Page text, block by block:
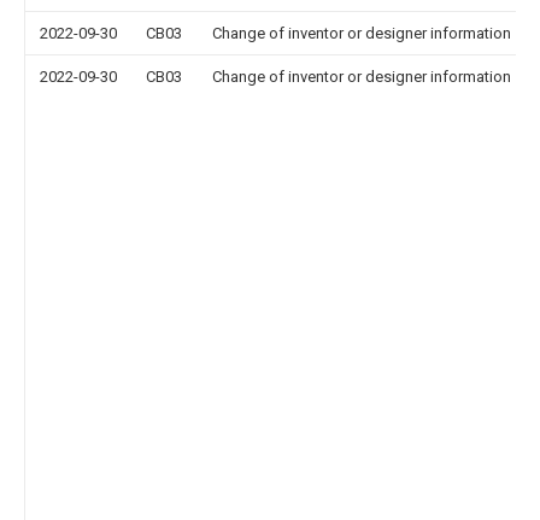
2022-09-30 CB03 Change of inventor or designer information
2022-09-30 CB03 Change of inventor or designer information